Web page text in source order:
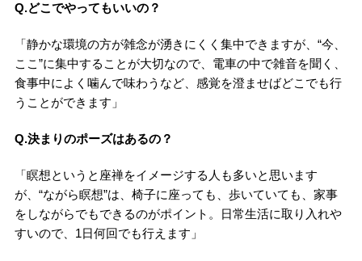
Q.どこでやってもいいの？
「静かな環境の方が雑念が湧きにくく集中できますが、“今、
ここ”に集中することが大切なので、電車の中で雑音を聞く、
食事中によく噛んで味わうなど、感覚を澄ませばどこでも行
うことができます」
Q.決まりのポーズはあるの？
「瞑想というと座禅をイメージする人も多いと思います
が、“ながら瞑想”は、椅子に座っても、歩いていても、家事
をしながらでもできるのがポイント。日常生活に取り入れや
すいので、1日何回でも行えます」